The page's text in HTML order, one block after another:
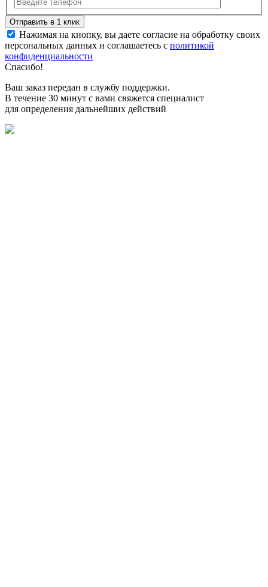
Нажимая на кнопку, вы даете согласие на обработку своих
персональных данных и соглашаетесь с политикой
конфиденциальности
Спасибо!
Ваш заказ передан в службу поддержки.
В течение 30 минут с вами свяжется специалист
для определения дальнейших действий